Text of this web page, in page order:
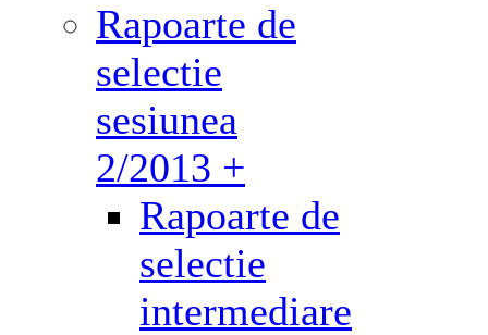
Rapoarte de
selectie
sesiunea
2/2013 +
Rapoarte de
selectie
intermediare